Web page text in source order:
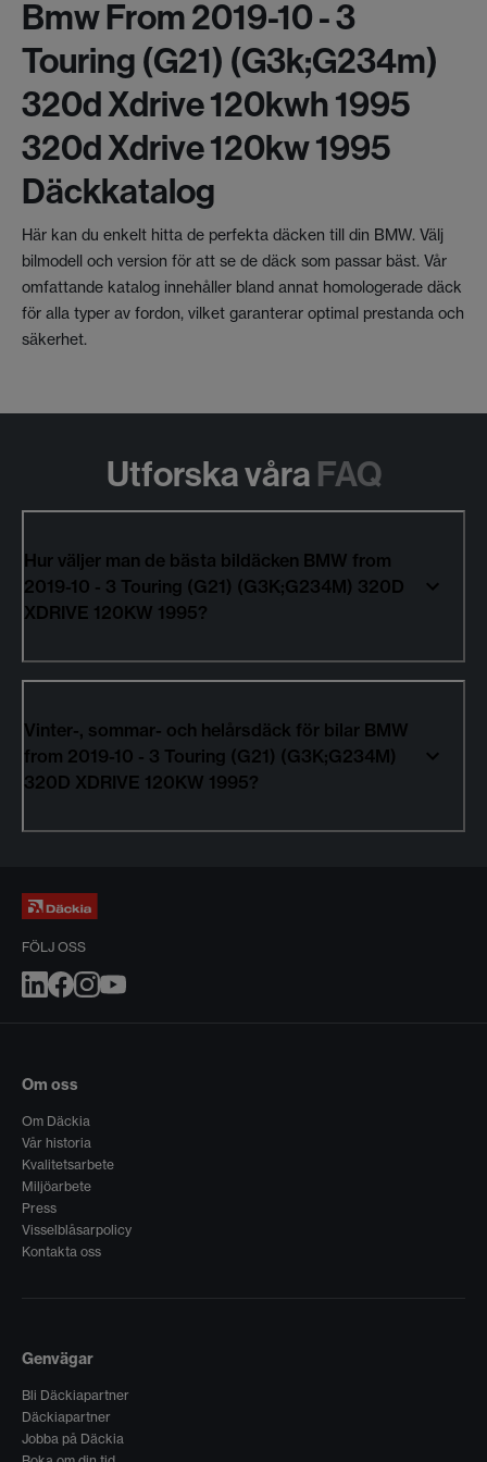
Bmw From 2019-10 - 3
Touring (g21) (g3k;g234m)
320d Xdrive 120kwh 1995
320d Xdrive 120kw 1995
Däckkatalog
Här kan du enkelt hitta de perfekta däcken till din BMW. Välj
bilmodell och version för att se de däck som passar bäst. Vår
omfattande katalog innehåller bland annat homologerade däck
för alla typer av fordon, vilket garanterar optimal prestanda och
säkerhet.
Utforska våra FAQ
Hur väljer man de bästa bildäcken BMW from
2019-10 - 3 Touring (G21) (G3K;G234M) 320D
XDRIVE 120KW 1995?
Vinter-, sommar- och helårsdäck för bilar BMW
from 2019-10 - 3 Touring (G21) (G3K;G234M)
320D XDRIVE 120KW 1995?
FÖLJ OSS
Om oss
Om Däckia
Vår historia
Kvalitetsarbete
Miljöarbete
Press
Visselblåsarpolicy
Kontakta oss
Genvägar
Bli Däckiapartner
Däckiapartner
Jobba på Däckia